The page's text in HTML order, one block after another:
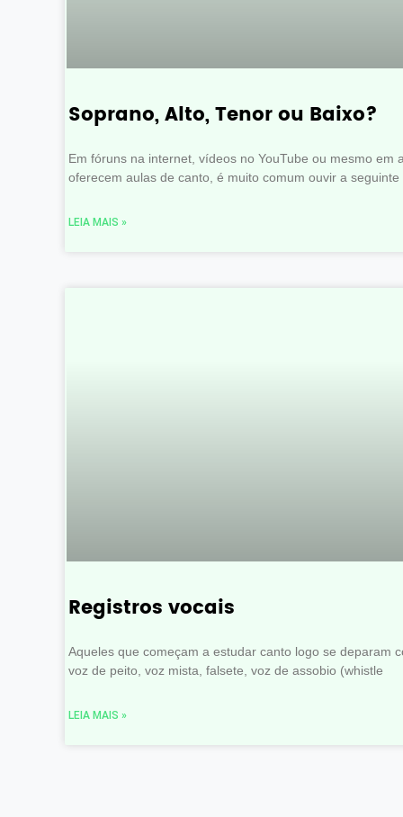
Soprano, Alto, Tenor ou Baixo?
Em fóruns na internet, vídeos no YouTube ou mesmo em
oferecem aulas de canto, é muito comum ouvir a seguinte
LEIA MAIS »
Registros vocais
Aqueles que começam a estudar canto logo se deparam
voz de peito, voz mista, falsete, voz de assobio (whistle
LEIA MAIS »